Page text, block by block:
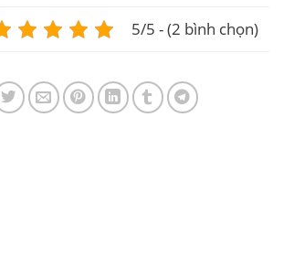
5/5 - (2 bình chọn)